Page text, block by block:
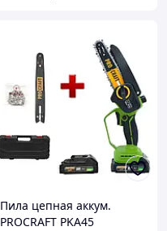
Пила цепная аккум.
PROCRAFT PKA45